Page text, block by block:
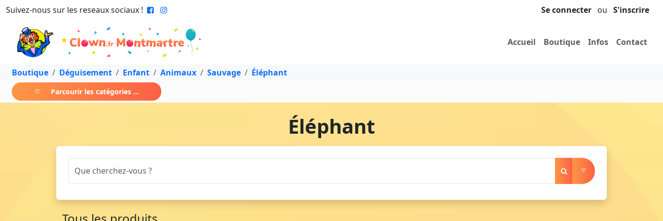
Suivez-nous sur les reseaux sociaux ! Se connecter ou S'inscrire
Accueil Boutique Infos Contact
Boutique Déguisement Enfant Animaux Sauvage Éléphant
Parcourir les catégories ...
Éléphant